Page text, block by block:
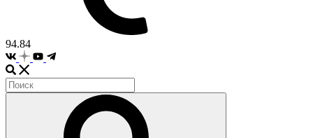
94.84